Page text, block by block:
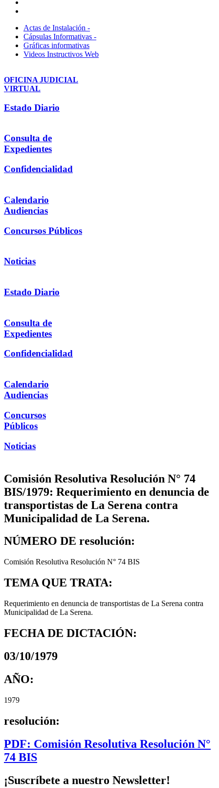
Actas de Instalación -
Cápsulas Informativas -
Gráficas informativas
Videos Instructivos Web
OFICINA JUDICIAL
VIRTUAL
Estado Diario
Consulta de
Expedientes
Confidencialidad
Calendario
Audiencias
Concursos Públicos
Noticias
Estado Diario
Consulta de
Expedientes
Confidencialidad
Calendario
Audiencias
Concursos
Públicos
Noticias
Comisión Resolutiva Resolución N° 74
BIS/1979: Requerimiento en denuncia de
transportistas de La Serena contra
Municipalidad de La Serena.
NÚMERO DE resolución:
Comisión Resolutiva Resolución N° 74 BIS
TEMA QUE TRATA:
Requerimiento en denuncia de transportistas de La Serena contra
Municipalidad de La Serena.
FECHA DE DICTACIÓN:
03/10/1979
AÑO:
1979
resolución:
PDF: Comisión Resolutiva Resolución N°
74 BIS
¡Suscríbete a nuestro Newsletter!